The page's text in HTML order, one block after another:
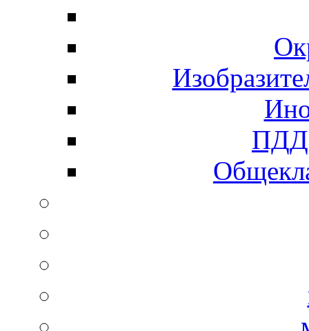
ПДД